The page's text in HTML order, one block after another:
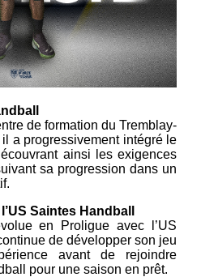
de formation du Tremblay-
a progressivement intégré le
ainsi les exigences
sa progression dans un
Saintes Handball
en Proligue avec l’US
de développer son jeu
avant de rejoindre
pour une saison en prêt.